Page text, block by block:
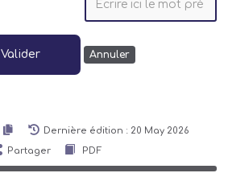
Valider Annuler
Dernière édition : 20 May 2026
Partager
PDF